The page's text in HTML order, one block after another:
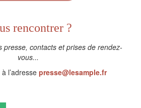
rencontrer ?
presse, contacts et prises de rendez-
vous...
l’adresse presse@lesample.fr